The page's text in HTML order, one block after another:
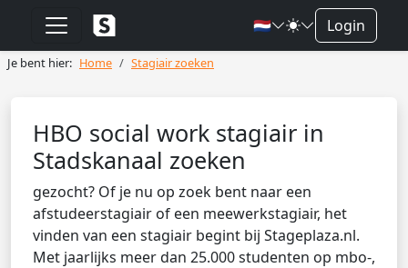
🇳🇱 Login
Je bent hier: Home Stagiair zoeken
HBO social work stagiair in
Stadskanaal zoeken
gezocht? Of je nu op zoek bent naar een
afstudeerstagiair of een meewerkstagiair, het
vinden van een stagiair begint bij Stageplaza.nl.
Met jaarlijks meer dan 25.000 studenten op mbo-,